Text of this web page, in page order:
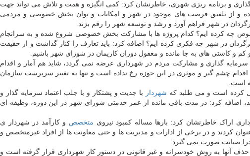
و برنامه ریزی شهری، خاطرنشان کرد: کمی انگیزه و همت و تلاش می تواند جهت
و از تلفیق فرصت های موجود در شهر و امکانات و توان بخش خصوصی و مردمی
در شهر فراهم آورد و رشد و توسعه شهر را رقم بزند.
چه کرده ایم؟ کدام پروژه ها با مشارکت بخش خصوصی شروع شده و به سرانجام
در شهر چه فکری کرده ایم؟ اضافه کرد: باید تعارف را کنار گذاشت و از حقیقت
کم و کاستی های به جا مانده و مغفول دوران کاریمان در شورای شهر باشیم.
سرمایه گذاری و مشارکت مردم در شهرداری عرضه نمی گردد، شاید هم آمار و اقدام
اقدام چشم گیر و موثری در این حوزه رخ نداده است و تنها به تغییر سرپرست سازمان
است.
کرده است و می طلبد که شهردار
با جدیت و پشتکار و با جلب اعتماد سرمایه گذار و
اضافه کرد: در مدت باقی مانده از عمر خدمتی شورای شهر در این دوره، وظیفه ای
اراک خاطرنشان کرد: بارها مساله کمبود نیروی متخصص و کارآمد در شهردار ی
کردند و در برخی از ادارات و مدیریت ها و حتی معاونت ها از افراد غیرمتخصص و
صیانت صورت نمی گیرد.
آنها به روش خودسرانه و غیر قانونی در دستور کار شهرداری قرار گرفته است و